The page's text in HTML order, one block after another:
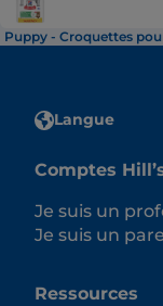
Puppy - Croquettes
Langue
Comptes
Je suis un
Je suis un
Ressources